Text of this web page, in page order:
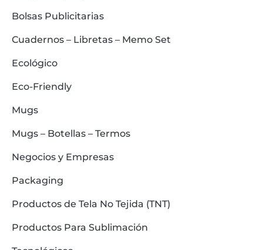
Bolsas Publicitarias
Cuadernos – Libretas – Memo Set
Ecológico
Eco-Friendly
Mugs
Mugs – Botellas – Termos
Negocios y Empresas
Packaging
Productos de Tela No Tejida (TNT)
Productos Para Sublimación